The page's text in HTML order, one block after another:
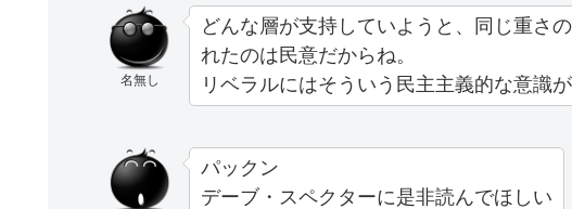
名無し
どんな層が支持していようと、同じ重さ
れたのは民意だからね。
リベラルにはそういう民主主義的な意識
パックン
デーブ・スペクターに是非読んでほしい